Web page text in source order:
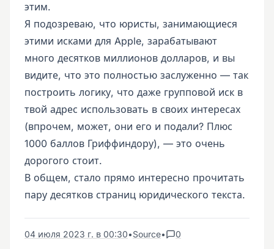
этим.
Я подозреваю, что юристы, занимающиеся
этими исками для Apple, зарабатывают
много десятков миллионов долларов, и вы
видите, что это полностью заслуженно — так
построить логику, что даже групповой иск в
твой адрес использовать в своих интересах
(впрочем, может, они его и подали? Плюс
1000 баллов Гриффиндору), — это очень
дорогого стоит.
В общем, стало прямо интересно прочитать
пару десятков страниц юридического текста.
04 июля 2023 г. в 00:30•Source• 0